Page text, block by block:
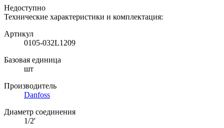
Недоступно
Технические характеристики и комплектация:
Артикул
0105-032L1209
Базовая единица
шт
Производитель
Danfoss
Диаметр соединения
1/2'